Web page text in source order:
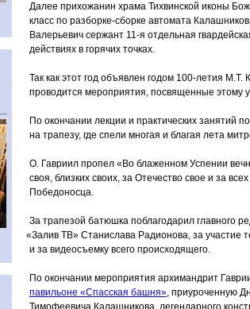
Далее прихожанин храма Тихвинской иконы
класс по разборке-сборке автомата
Валерьевич сержант 11-я отдельная
действиях в горячих точках.
Так как этот год объявлен годом 100-летия
проводится мероприятия, посвященные этому
По окончании лекции и практических занятий
на трапезу, где спели многая и благая лета
О. Гавриил пропел «Во блаженном Успении
своя, близких своих, за Отечество свое и за
Победоносца.
За трапезой батюшка поблагодарил главного
«Залив ТВ» Станислава Радионова, за участие
и за видеосъемку всего происходящего.
По окончании мероприятия архимандрит
павильоне «Спасская башня», приуроченную
Тимофеевича Калашникова, легендарного